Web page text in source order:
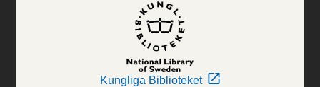
Kungliga Biblioteket